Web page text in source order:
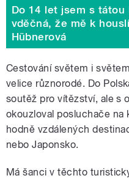
Do 14 let jsem s tátou
vděčná, že mě k
Hübnerová
Cestování světem i
velice různorodé. Do
soutěž pro vítězství, ale s
okouzloval posluchače na
hodně vzdálených
nebo Japonsko.
Má šanci v těchto